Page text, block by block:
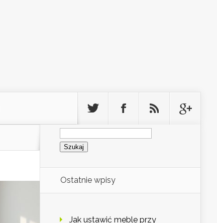
Szukaj:
Ostatnie wpisy
Jak ustawić meble przy